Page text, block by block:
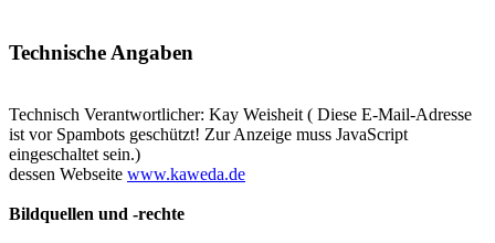
Technische Angaben
Technisch Verantwortlicher: Kay Weisheit ( Diese E-Mail-Adresse
ist vor Spambots geschützt! Zur Anzeige muss JavaScript
eingeschaltet sein.)
dessen Webseite www.kaweda.de
Bildquellen und -rechte